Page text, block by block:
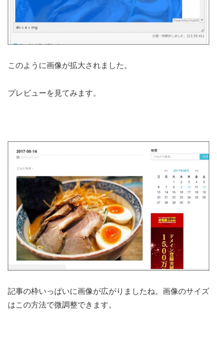
このように画像が拡大されました。
プレビューを見てみます。
記事の枠いっぱいに画像が広がりましたね。画像のサイズ
はこの方法で微調整できます。